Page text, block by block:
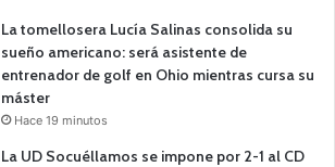
La tomellosera Lucía Salinas consolida su
sueño americano: será asistente de
entrenador de golf en Ohio mientras cursa su
máster
Hace 19 minutos
La UD Socuéllamos se impone por 2-1 al CD